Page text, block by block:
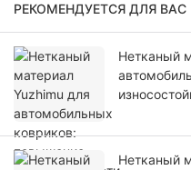
РЕКОМЕНДУЕТСЯ ДЛЯ ВАС
Нетканый
Нетканый